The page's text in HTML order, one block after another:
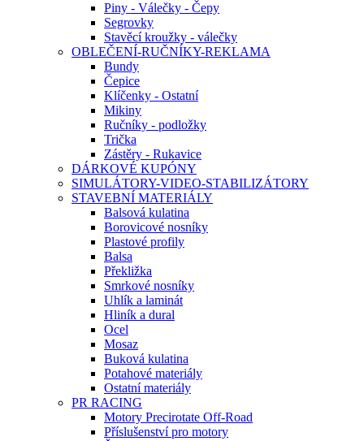
Piny - Válečky - Čepy
Segrovky
Stavěcí kroužky - válečky
OBLEČENÍ-RUČNÍKY-REKLAMA
Bundy
Čepice
Klíčenky - Ostatní
Mikiny
Ručníky - podložky
Trička
Zástěry - Rukavice
DÁRKOVÉ KUPÓNY
SIMULÁTORY-VIDEO-STABILIZÁTORY
STAVEBNÍ MATERIÁLY
Balsová kulatina
Borovicové nosníky
Plastové profily
Balsa
Překližka
Smrkové nosníky
Uhlík a laminát
Hliník a dural
Ocel
Mosaz
Buková kulatina
Potahové materiály
Ostatní materiály
PR RACING
Motory Precirotate Off-Road
Příslušenství pro motory